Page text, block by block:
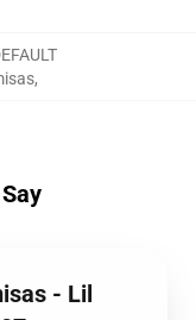
,
- Lil